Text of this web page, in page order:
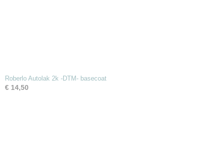
Roberlo Autolak 2k -DTM- basecoat
€ 14,50